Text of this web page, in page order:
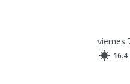
viernes
16.4